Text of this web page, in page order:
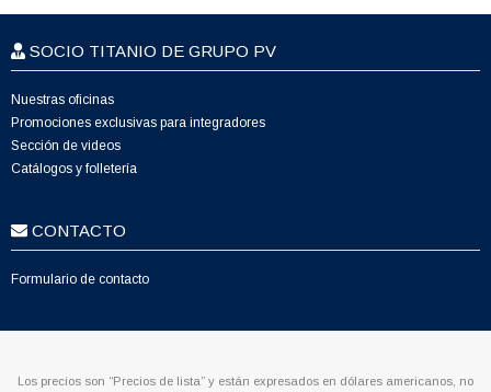
SOCIO TITANIO DE GRUPO PV
Nuestras oficinas
Promociones exclusivas para integradores
Sección de videos
Catálogos y folletería
CONTACTO
Formulario de contacto
Los precios son “Precios de lista” y están expresados en dólares americanos, no